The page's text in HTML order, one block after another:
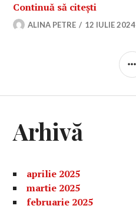
Continuă să citești
ALINA PETRE 12 IULIE 2024
Arhivă
aprilie 2025
martie 2025
februarie 2025